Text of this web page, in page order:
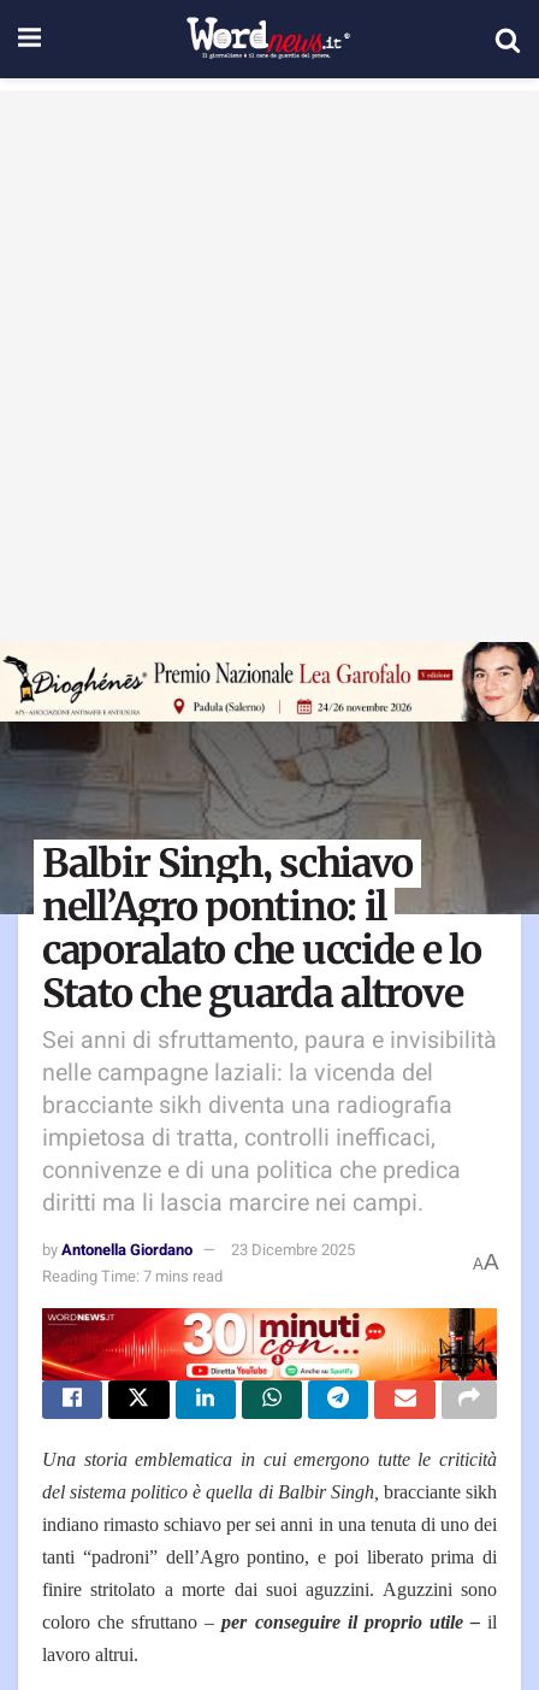
Balbir Singh, schiavo
nell’Agro pontino: il
caporalato che uccide e lo
Stato che guarda altrove
Sei anni di sfruttamento, paura e invisibilità
nelle campagne laziali: la vicenda del
bracciante sikh diventa una radiografia
impietosa di tratta, controlli inefficaci,
connivenze e di una politica che predica
diritti ma li lascia marcire nei campi.
byAntonella Giordano
23 Dicembre 2025
Reading Time: 7 mins read
AA
Una storia emblematica in cui emergono tutte le criticità
del sistema politico è quella di Balbir Singh, braccian­te sikh
indiano rimasto schia­vo per sei anni in una tenuta di uno dei
tanti “padroni” dell’A­gro pontino, e poi liberato prima di
finire stritolato a morte dai suoi aguzzini. Aguzzini sono
coloro che sfruttano –per conseguire il proprio utile –il
lavoro altrui.